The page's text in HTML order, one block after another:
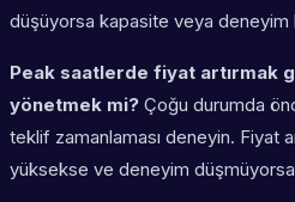
düşüyorsa kapasite veya deneyim
Peak saatlerde fiyat artırmak
yönetmek mi? Çoğu durumda
teklif zamanlaması deneyin. Fiyat
yüksekse ve deneyim düşmüyorsa